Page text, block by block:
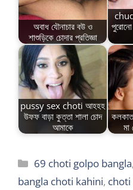
অবাধ যৌনাচার বউ ও
শাশুড়িকে চোদার প্রতিজ্ঞা
pussy sex choti আহহহ
উফফ বাড়া কুত্তা শালা চোদ
আমাকে
মা
Categories
69 choti golpo bangla,
bangla choti kahini,